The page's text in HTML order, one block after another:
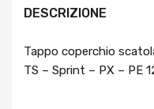
DESCRIZIONE
Tappo coperchio
TS – Sprint – PX – PE